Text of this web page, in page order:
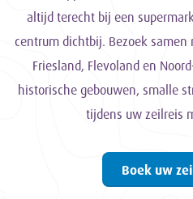
altijd terecht bij een
centrum dichtbij. Bezoek
Friesland, Flevoland en
historische gebouwen, smalle
tijdens uw zeilreis
Boek uw